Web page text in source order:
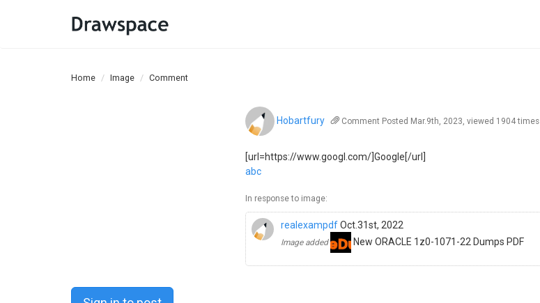
Home Image Comment
Hobartfury Comment Posted Mar.9th, 2023, viewed 1904 times
[url=https://www.googl.com/]Google[/url]
abc
In response to image:
realexampdfOct.31st, 2022
Image added New ORACLE 1z0-1071-22 Dumps PDF